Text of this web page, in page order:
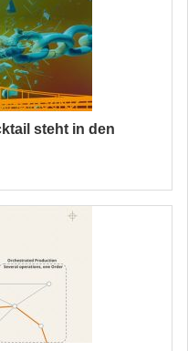
steht in den